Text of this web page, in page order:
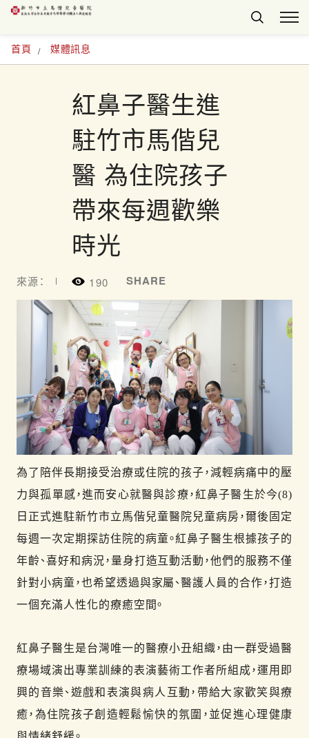
首頁 媒體訊息
紅鼻子醫生進
駐竹市馬偕兒
醫 為住院孩子
帶來每週歡樂
時光
來源： 190 SHARE
為了陪伴長期接受治療或住院的孩子，減輕病痛中的壓
力與孤單感，進而安心就醫與診療，紅鼻子醫生於今(8)
日正式進駐新竹市立馬偕兒童醫院兒童病房，爾後固定
每週一次定期探訪住院的病童。紅鼻子醫生根據孩子的
年齡、喜好和病況，量身打造互動活動，他們的服務不僅
針對小病童，也希望透過與家屬、醫護人員的合作，打造
一個充滿人性化的療癒空間。
紅鼻子醫生是台灣唯一的醫療小丑組織，由一群受過醫
療場域演出專業訓練的表演藝術工作者所組成，運用即
興的音樂、遊戲和表演與病人互動，帶給大家歡笑與療
癒，為住院孩子創造輕鬆愉快的氛圍，並促進心理健康